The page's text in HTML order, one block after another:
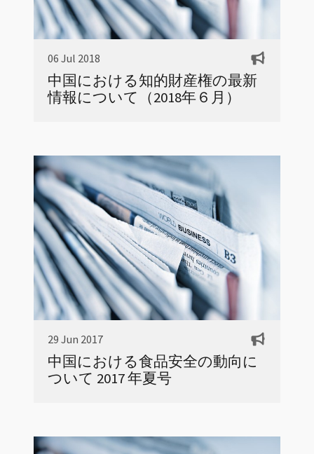
06 Jul 2018
中国における知的財産権の最新
情報について（2018年６月）
29 Jun 2017
中国における食品安全の動向に
ついて 2017 年夏号